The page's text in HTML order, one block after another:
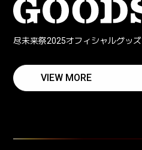
尽未来祭2025オフィシャルグッズ
VIEW MORE